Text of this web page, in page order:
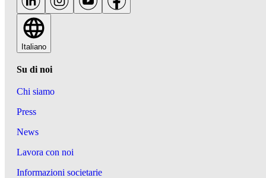
Italiano
Su di noi
Chi siamo
Press
News
Lavora con noi
Informazioni societarie